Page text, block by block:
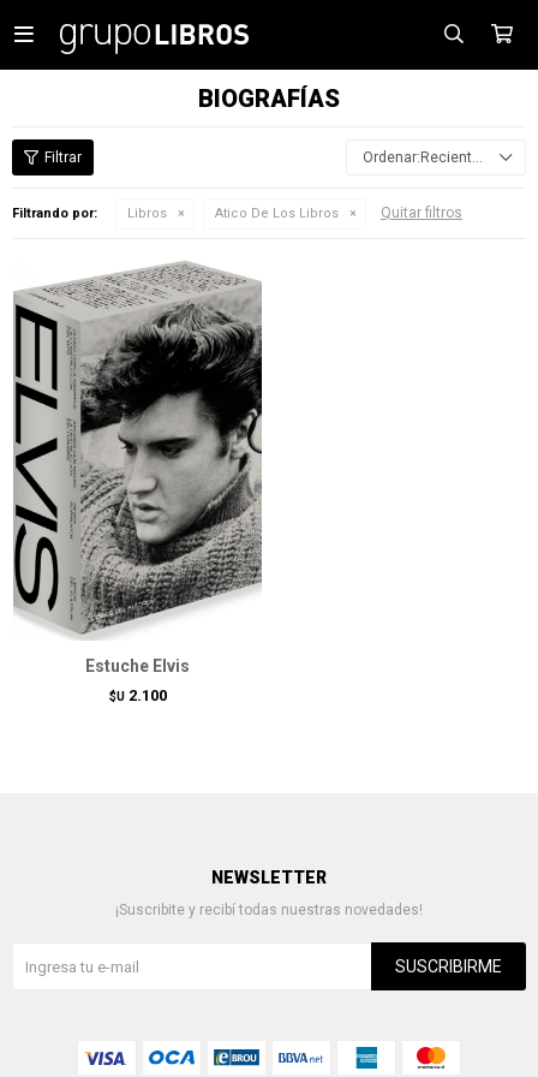

BIOGRAFÍAS
Recientes
Filtrando por: Libros Atico De Los Libros Quitar filtros
Estuche Elvis
$U 2.100
NEWSLETTER
¡Suscribite y recibí todas nuestras novedades!
SUSCRIBIRME